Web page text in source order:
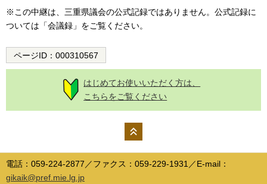
※この中継は、三重県議会の公式記録ではありません。公式記録に
ついては「会議録」をご覧ください。
ページID： 000310567
はじめてお使いいただく方は、
こちらをご覧ください
ジの
電話：059-224-2877／ファクス：059-229-1931／E-mail：
gikaik@pref.mie.lg.jp